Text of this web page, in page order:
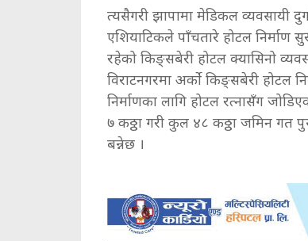
त्यसैगरी झापामा मेडिकल व्यवसायी
एशियाटिकले पाँचतारे होटल निर्माण
रहेको किङ्सबेरी होटल क्यासिनो
विराटनगरमा अर्को किङ्सबेरी होटल
निर्माणका लागि होटल रत्नासँग
७ कठ्ठा गरी कुल ४८ कठ्ठा जमिन गत
बन्नेछ ।